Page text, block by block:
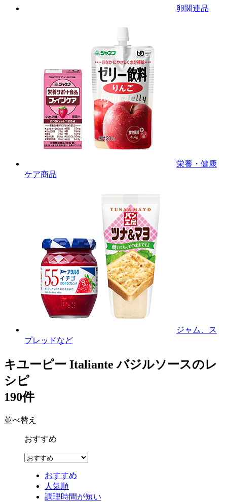
卵関連品
栄養・健康
ケア商品
ジャム、ス
プレッドなど
キユーピー Italiante バジルソースのレ
シピ
190件
並べ替え
おすすめ
おすすめ
人気順
調理時間が短い